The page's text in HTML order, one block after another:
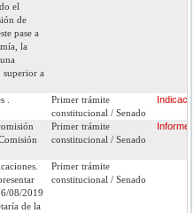
Refundido:
el
de
pase a
la
superior a
.
Primer trámite
constitucional / Senado
Primer trámite
constitucional / Senado
Informe
08/2019
de la
Primer trámite
constitucional / Senado